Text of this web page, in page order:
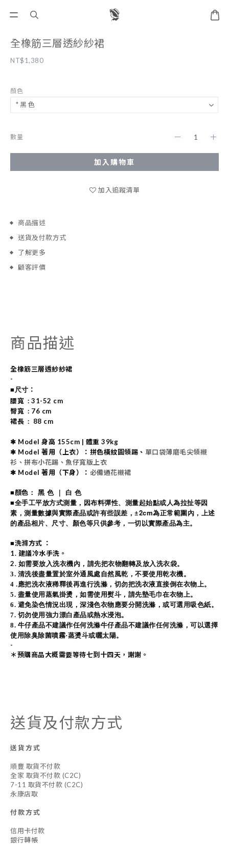
全橡筋三層透紗紗裙
NT$1,380
顏色
數量
加入購物車
加入追蹤清單
商品描述
送貨及付款方式
了解更多
顧客評價
商品描述
全橡筋三層透紗紗裙
-
■尺寸 ：
腰寬 : 31-52 cm
臀寬 : 76 cm
裙長 : 88 cm
✱ Model 身高 155cm | 體重 39kg
✱ Model 著用（上衣）
：拼色橫紋圓領踢、 單口袋薄磨毛尖領襯
衫、拼布小花踢、魚仔寬版上衣
✱ Model 著用（下身）
： 必備通花襯裙
■顏色 ： 黑 色 ｜ 白 色
■全手工平放方式測量，因布料彈性、測量起始點或人為拉扯等因
素，測量數據與實際產品或許有些誤差， ±2cm為正常範圍內， 上述
的產品相片、尺寸、顏色等只供參考，一切以實際產品為主。
■洗滌方式 ：
1. 建議冷水手洗。
2. 如需要放入洗衣機內，請先把衣物翻轉及放入洗衣袋。
3. 清洗後盡量置於室外通風處自然風乾，不要使用乾衣機。
4 .應把洗衣液稀釋後再進行洗滌，切勿把洗衣液直接倒在衣物上。
5. 盡量使用蒸氣掛燙，如需使用熨斗，請先墊毛巾在衣物上。
6. 避免染色情況出現，深淺色衣物應要分開洗滌，或可選用吸色紙。
7. 切勿使用強力漂白產品或熱水浸泡。
8. 牛仔產品不建議作任何洗滌牛仔產品不建議作任何洗滌，可以選擇
使用除臭除菌噴霧·蒸燙斗或曬太陽。
-
＊預購商品大概需要等待七到十四天，謝謝。
送貨及付款方式
送貨方式
順豐 取貨不付款
全家 取貨不付款 (C2C)
7-11 取貨不付款 (C2C)
永康店取
付款方式
信用卡付款
銀行轉帳